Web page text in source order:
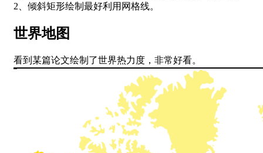
2、倾斜矩形绘制最好利用网格线。
世界地图
看到某篇论文绘制了世界热力度，非常好看。